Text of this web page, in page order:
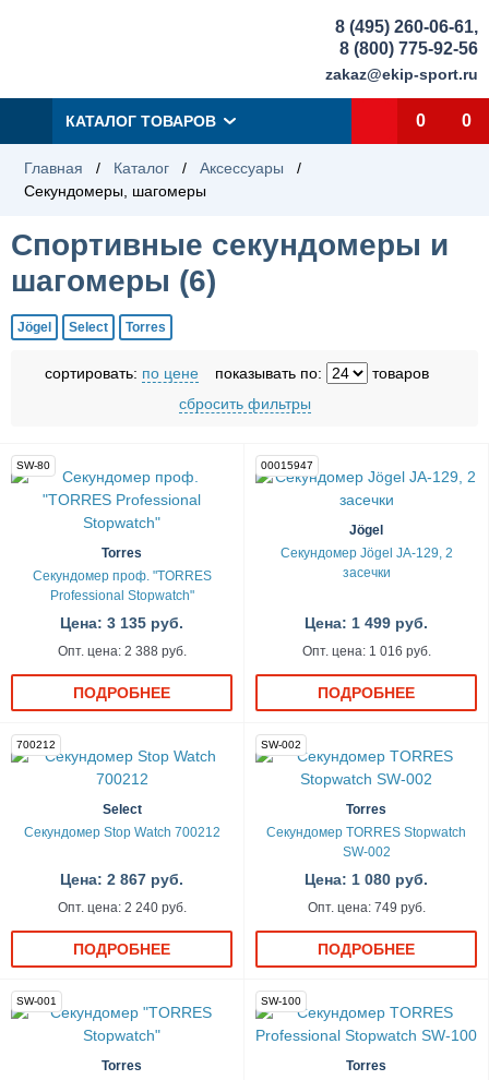
8 (495) 260-06-61,
8 (800) 775-92-56
zakaz@ekip-sport.ru
КАТАЛОГ ТОВАРОВ 0 0
Главная / Каталог / Аксессуары
/
Секундомеры, шагомеры
Спортивные секундомеры и
шагомеры (6)
Jögel Select Torres
сортировать: по цене показывать по:
товаров
сбросить фильтры
SW-80
Torres
Секундомер проф. "TORRES
Professional Stopwatch"
Цена: 3 135 руб.
Опт. цена: 2 388 руб.
ПОДРОБНЕЕ
00015947
Jögel
Секундомер Jögel JA-129, 2
засечки
Цена: 1 499 руб.
Опт. цена: 1 016 руб.
ПОДРОБНЕЕ
700212
Select
Секундомер Stop Watch 700212
Цена: 2 867 руб.
Опт. цена: 2 240 руб.
ПОДРОБНЕЕ
SW-002
Torres
Секундомер TORRES Stopwatch
SW-002
Цена: 1 080 руб.
Опт. цена: 749 руб.
ПОДРОБНЕЕ
SW-001
Torres
SW-100
Torres